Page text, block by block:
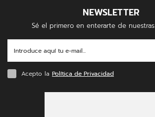
NEWSLETTER
Sé el primero en enterarte de
Acepto la Política de Privacidad